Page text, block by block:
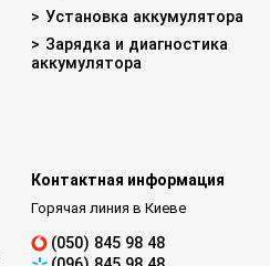
Установка аккумулятора
Зарядка и диагностика
аккумулятора
Контактная информация
Горячая линия в Киеве
(050) 845 98 48